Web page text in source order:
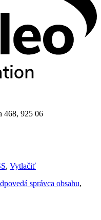
468, 925 06
, Vytlačiť
správca obsahu,